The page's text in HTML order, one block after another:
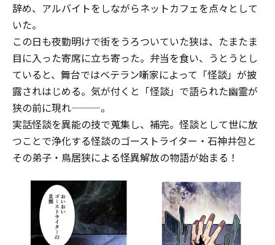
辞め、アルバイトをしながらネットカフェを点々として
いた。
この日も夜勤明けで街をうろついていた狭は、たまたま
目に入った寄席に立ち寄った。弁当を食い、うとうとし
ていると、舞台ではベテラン噺家によって「怪談」が披
露されはじめる。気が付くと「怪談」で語られた幽霊が
狭の前に現れ―――。
実話怪談を異能の技で蒐集し、補完。怪談として世に放
つことで浄化する怪談のゴーストライター・石神井包と
その弟子・鳥居狭による怪異解放の物語が始まる！